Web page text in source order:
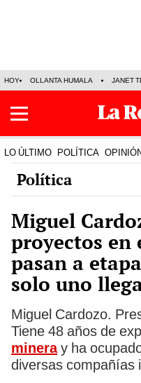
HOY OLLANTA HUMALA JANET
LO ÚLTIMO POLÍTICA
Política
Miguel
proyectos en
pasan a
solo uno
Miguel Cardozo.
Tiene 48 años de
minera y ha
diversas compañías